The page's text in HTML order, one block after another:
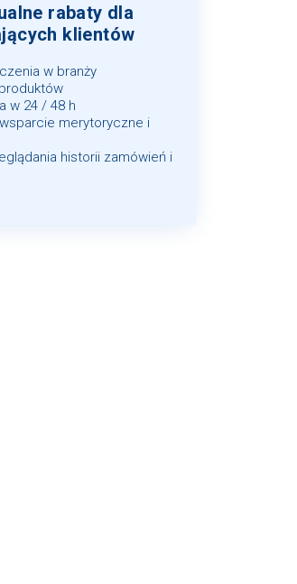
rabaty dla
klientów
w branży
w 24 / 48 h
merytoryczne i
historii zamówień i